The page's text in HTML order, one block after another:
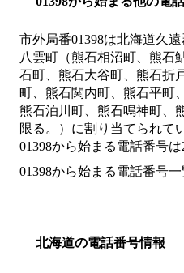
市外局番01398は北海道久
八雲町（熊石相沼町、熊石
石町、熊石大谷町、熊石折
町、熊石関内町、熊石平町
熊石泊川町、熊石鳴神町、
限る。） に割り当てられて
01398から始まる電話番号
01398から始まる電話番号
北海道の電話番号情報